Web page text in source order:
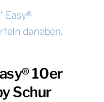
10er
Schur